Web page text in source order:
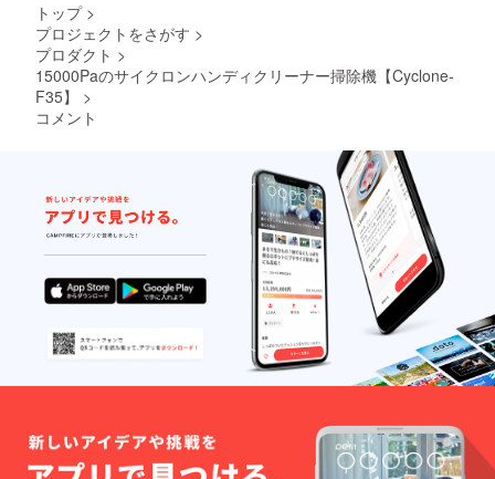
トップ >
プロジェクトをさがす >
プロダクト >
15000Paのサイクロンハンディクリーナー掃除機【Cyclone-
F35】
>
コメント